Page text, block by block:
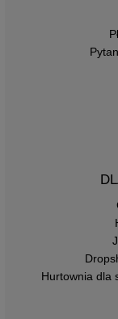
Hurtownia dla